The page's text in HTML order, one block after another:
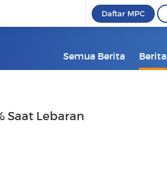
Daftar MPC
Semua Berita Berita
Saat Lebaran